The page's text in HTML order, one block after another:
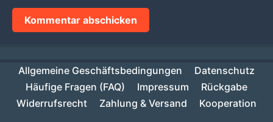
Allgemeine Geschäftsbedingungen
Datenschutz
Häufige Fragen (FAQ)
Impressum
Rückgabe
Widerrufsrecht
Zahlung & Versand Kooperation